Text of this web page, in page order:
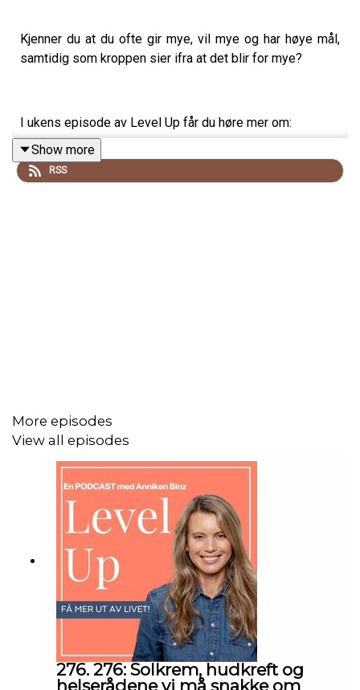
Kjenner du at du ofte gir mye, vil mye og har høye mål,
samtidig som kroppen sier ifra at det blir for mye?
I ukens episode av Level Up får du høre mer om:
– hvordan du kan få mer energi og kapasitet uten å måtte
bremse ned livet ditt
smart og bærekraftig måte.
Del episoden med en som trenger en liten påminnelse
om at mer ikke alltid er bedre 💖
Mer fra Tiril Elstad:
https://www.instagram.com/tirilelstad/
https://www.endor.global/
Show more
RSS
More episodes
View all episodes
276. 276: Solkrem, hudkreft og
helserådene vi må snakke om